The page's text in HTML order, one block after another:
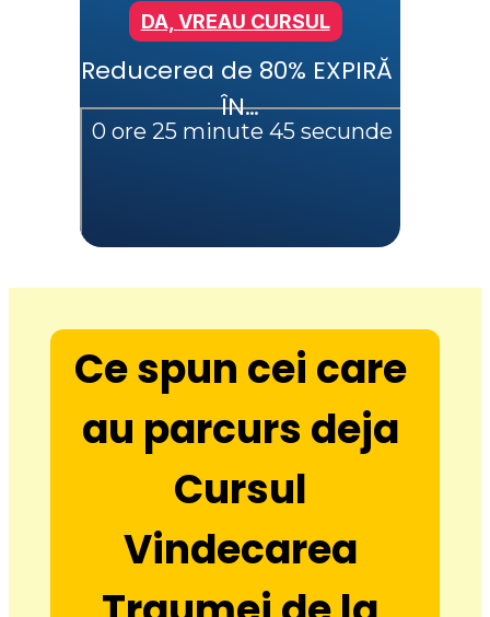
DA, VREAU CURSUL
Reducerea de 80% EXPIRĂ
ÎN…
Ce spun cei care
au parcurs deja
Cursul
Vindecarea